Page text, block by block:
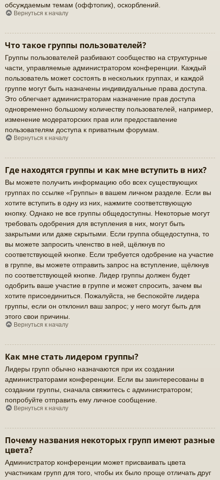
обсуждаемым темам (оффтопик), оскорблений.
Вернуться к началу
Что такое группы пользователей?
Группы пользователей разбивают сообщество на структурные
части, управляемые администратором конференции. Каждый
пользователь может состоять в нескольких группах, и каждой
группе могут быть назначены индивидуальные права доступа.
Это облегчает администраторам назначение прав доступа
одновременно большому количеству пользователей, например,
изменение модераторских прав или предоставление
пользователям доступа к приватным форумам.
Вернуться к началу
Где находятся группы и как мне вступить в них?
Вы можете получить информацию обо всех существующих
группах по ссылке «Группы» в вашем личном разделе. Если вы
хотите вступить в одну из них, нажмите соответствующую
кнопку. Однако не все группы общедоступны. Некоторые могут
требовать одобрения для вступления в них, могут быть
закрытыми или даже скрытыми. Если группа общедоступна, то
вы можете запросить членство в ней, щёлкнув по
соответствующей кнопке. Если требуется одобрение на участие
в группе, вы можете отправить запрос на вступление, щёлкнув
по соответствующей кнопке. Лидер группы должен будет
одобрить ваше участие в группе и может спросить, зачем вы
хотите присоединиться. Пожалуйста, не беспокойте лидера
группы, если он отклонил ваш запрос; у него могут быть для
этого свои причины.
Вернуться к началу
Как мне стать лидером группы?
Лидеры групп обычно назначаются при их создании
администраторами конференции. Если вы заинтересованы в
создании группы, сначала свяжитесь с администратором;
попробуйте отправить ему личное сообщение.
Вернуться к началу
Почему названия некоторых групп имеют разные
цвета?
Администратор конференции может присваивать цвета
участникам групп для того, чтобы их было проще отличать друг